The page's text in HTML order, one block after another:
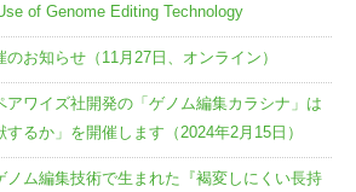
of Genome Editing Technology
お知らせ（11月27日、オンライン）
アワイズ社開発の「ゲノム編集カラシナ」は
るか」を開催します（2024年2月15日）
ノム編集技術で生まれた『褐変しにくい長持